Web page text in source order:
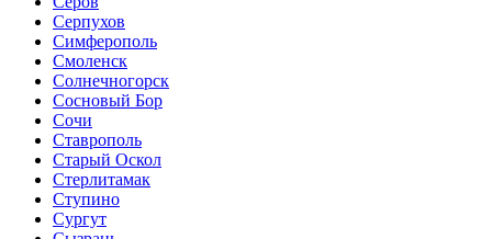
Серпухов
Симферополь
Смоленск
Солнечногорск
Сосновый Бор
Сочи
Ставрополь
Старый Оскол
Стерлитамак
Ступино
Сургут